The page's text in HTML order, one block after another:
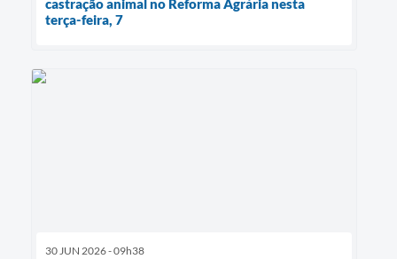
castração animal no Reforma Agrária nesta
terça-feira, 7
30 JUN 2026 - 09h38